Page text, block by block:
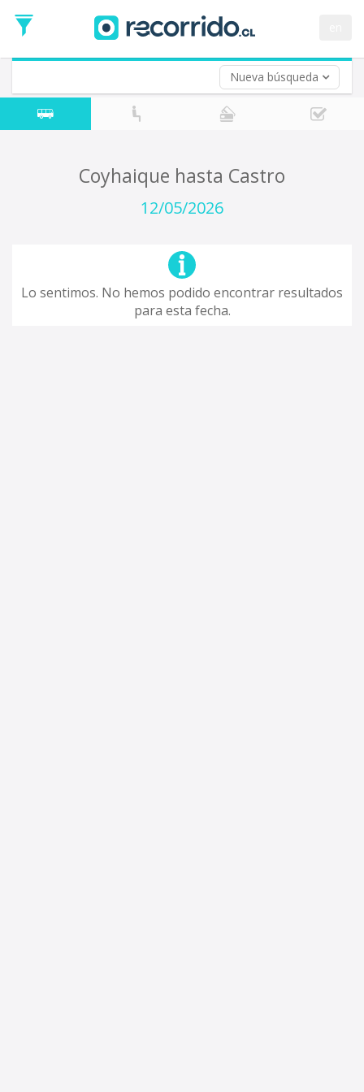
Nueva búsqueda
de
Ida
Vuelta (opcional)
Fecha
de
Coyhaique hasta Castro
12/05/2026
Lo sentimos. No hemos podido encontrar resultados
para esta fecha.